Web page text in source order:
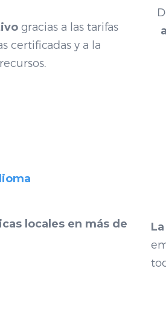
gracias a las tarifas
certificadas y a la
locales en más de
La